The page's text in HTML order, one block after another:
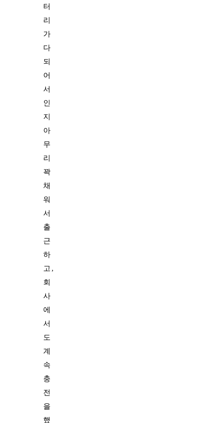
터
리
가
다
되
어
서
인
지
아
무
리
꽉
채
워
서
출
근
하
고,
회
사
에
서
도
계
속
충
전
을
했